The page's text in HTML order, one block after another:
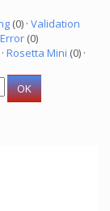
(0) · Validation
Error (0)
Rosetta Mini (0) ·